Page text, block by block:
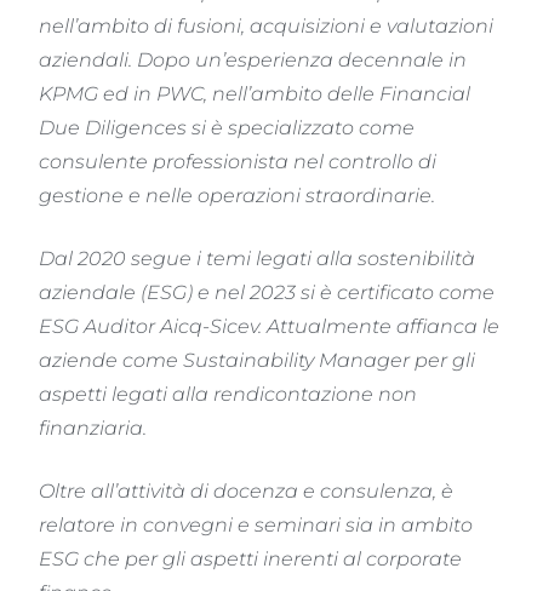
nell’ambito di fusioni, acquisizioni e valutazioni
aziendali. Dopo un’esperienza decennale in
KPMG ed in PWC, nell’ambito delle Financial
Due Diligences si è specializzato come
consulente professionista nel controllo di
gestione e nelle operazioni straordinarie.
Dal 2020 segue i temi legati alla sostenibilità
aziendale (ESG) e nel 2023 si è certificato come
ESG Auditor Aicq-Sicev. Attualmente affianca le
aziende come Sustainability Manager per gli
aspetti legati alla rendicontazione non
finanziaria.
Oltre all’attività di docenza e consulenza, è
relatore in convegni e seminari sia in ambito
ESG che per gli aspetti inerenti al corporate